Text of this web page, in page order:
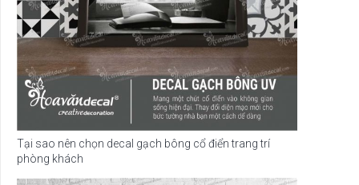
Tại sao nên chọn decal gạch bông cổ điển trang trí
phòng khách